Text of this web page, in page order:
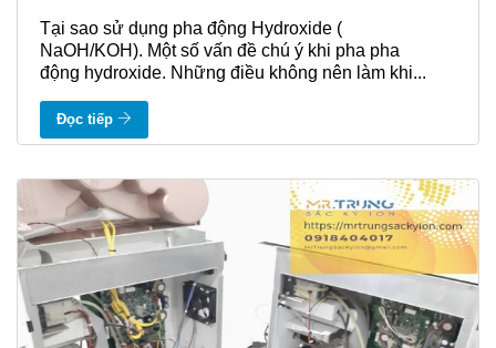
Tại sao sử dụng pha động Hydroxide (
NaOH/KOH). Một số vấn đề chú ý khi pha pha
động hydroxide. Những điều không nên làm khi...
Đọc tiếp